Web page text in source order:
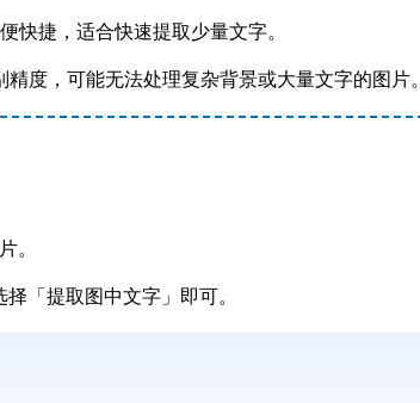
快捷，适合快速提取少量文字。
精度，可能无法处理复杂背景或大量文字的图片。
。
「提取图中文字」即可。